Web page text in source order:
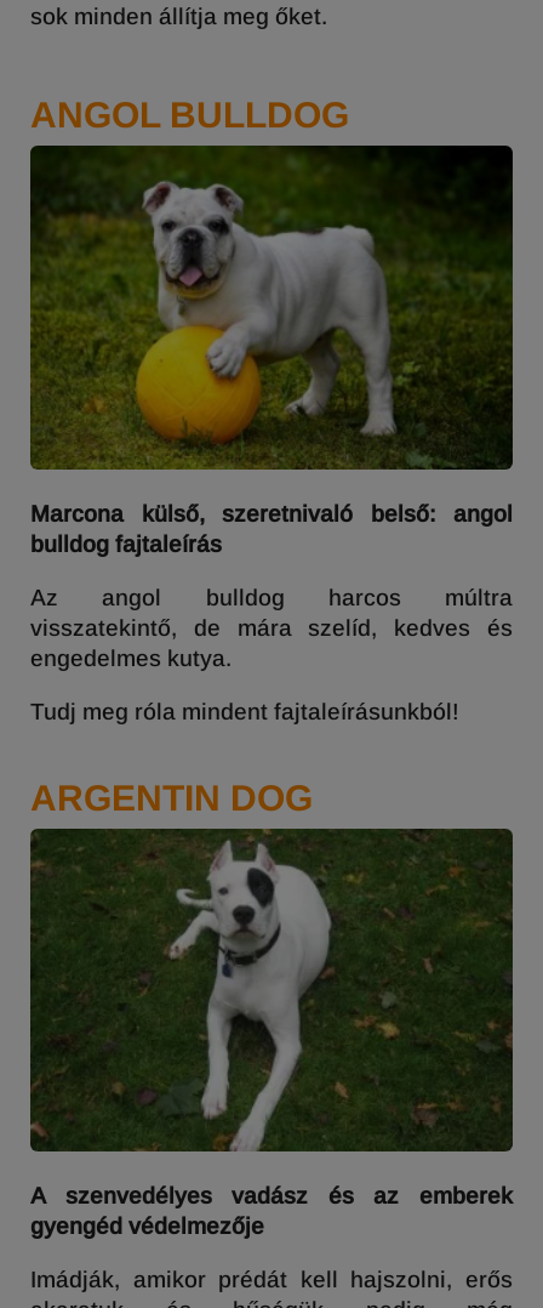
sok minden állítja meg őket.
ANGOL BULLDOG
Marcona külső, szeretnivaló belső: angol
bulldog fajtaleírás
Az angol bulldog harcos múltra
visszatekintő, de mára szelíd, kedves és
engedelmes kutya.
Tudj meg róla mindent fajtaleírásunkból!
ARGENTIN DOG
A szenvedélyes vadász és az emberek
gyengéd védelmezője
Imádják, amikor prédát kell hajszolni, erős